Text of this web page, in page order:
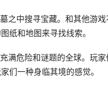
之中搜寻宝藏。和其他游
纸和地图来寻找线索。
满危险和谜题的全球。玩
们一种身临其境的感觉。